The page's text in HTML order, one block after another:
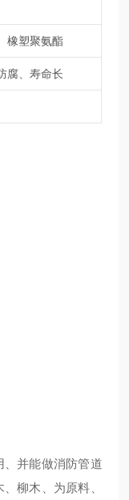
橡塑聚氨酯
腐、寿命长
并能做消防管道
柳木、为原料、